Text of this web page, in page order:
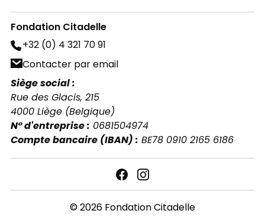
5.3 Media sociaux
d’effacement de vos données
Fondation Citadelle
+32 (0) 4 321 70 91
Contacter par email
Siège social :
Rue des Glacis, 215
4000 Liège (Belgique)
N° d'entreprise : 0681504974
Compte bancaire (IBAN) : BE78 0910 2165 6186
© 2026 Fondation Citadelle